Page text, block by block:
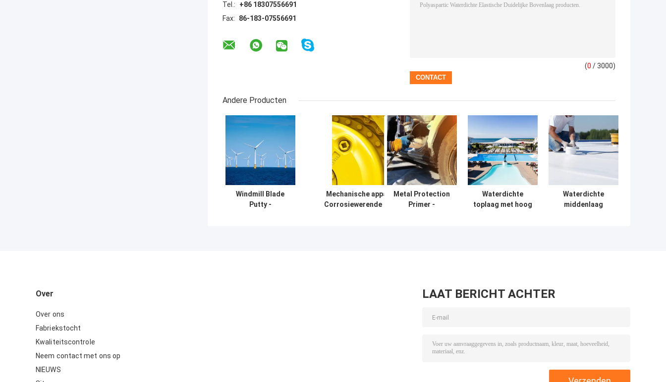
Tel.:
+86 18307556691
Fax:
86-183-07556691
(0 / 3000)
Andere Producten
Windmill Blade
Putty -
Mechanische apparatuur
Corrosiewerende primer -
Metal Protection
Primer -
Waterdichte
toplaag met hoog
Waterdichte
middenlaag
Over
Over ons
Fabriekstocht
Kwaliteitscontrole
Neem contact met ons op
NIEUWS
LAAT BERICHT ACHTER